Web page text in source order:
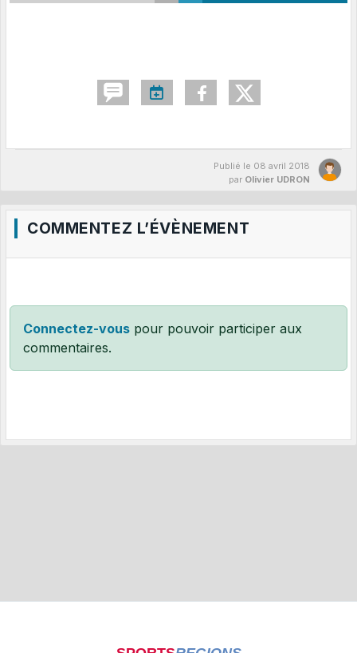
Publié le 08 avril 2018
par Olivier UDRON
COMMENTEZ L’ÉVÈNEMENT
Connectez-vous pour pouvoir participer aux
commentaires.